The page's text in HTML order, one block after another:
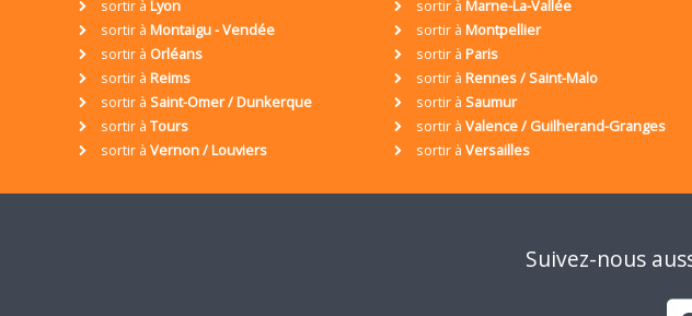
sortir à Lyon sortir à Marne-La-Vallée
sortir à Montaigu - Vendée sortir à Montpellier
sortir à Orléans sortir à Paris
sortir à Reims sortir à Rennes / Saint-Malo
sortir à Saint-Omer / Dunkerque sortir à Saumur
sortir à Tours sortir à Valence / Guilherand-Granges
sortir à Vernon / Louviers sortir à Versailles
Suivez-nous